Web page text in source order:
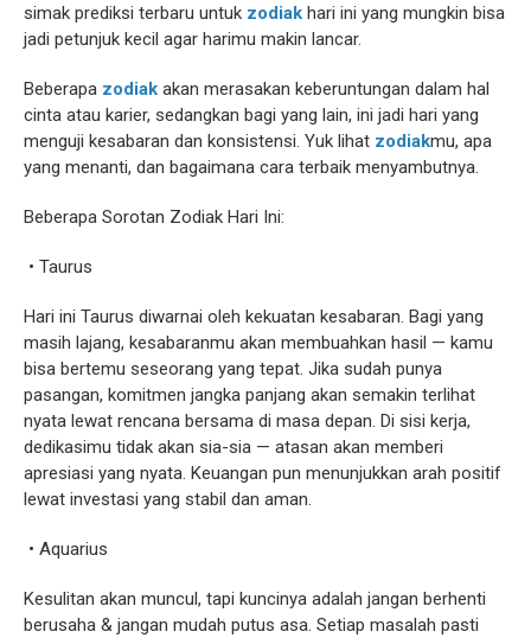
simak prediksi terbaru untuk zodiak hari ini yang mungkin bisa
jadi petunjuk kecil agar harimu makin lancar.
Beberapa zodiak akan merasakan keberuntungan dalam hal
cinta atau karier, sedangkan bagi yang lain, ini jadi hari yang
menguji kesabaran dan konsistensi. Yuk lihat zodiakmu, apa
yang menanti, dan bagaimana cara terbaik menyambutnya.
Beberapa Sorotan Zodiak Hari Ini:
• Taurus
Hari ini Taurus diwarnai oleh kekuatan kesabaran. Bagi yang
masih lajang, kesabaranmu akan membuahkan hasil — kamu
bisa bertemu seseorang yang tepat. Jika sudah punya
pasangan, komitmen jangka panjang akan semakin terlihat
nyata lewat rencana bersama di masa depan. Di sisi kerja,
dedikasimu tidak akan sia-sia — atasan akan memberi
apresiasi yang nyata. Keuangan pun menunjukkan arah positif
lewat investasi yang stabil dan aman.
• Aquarius
Kesulitan akan muncul, tapi kuncinya adalah jangan berhenti
berusaha & jangan mudah putus asa. Setiap masalah pasti